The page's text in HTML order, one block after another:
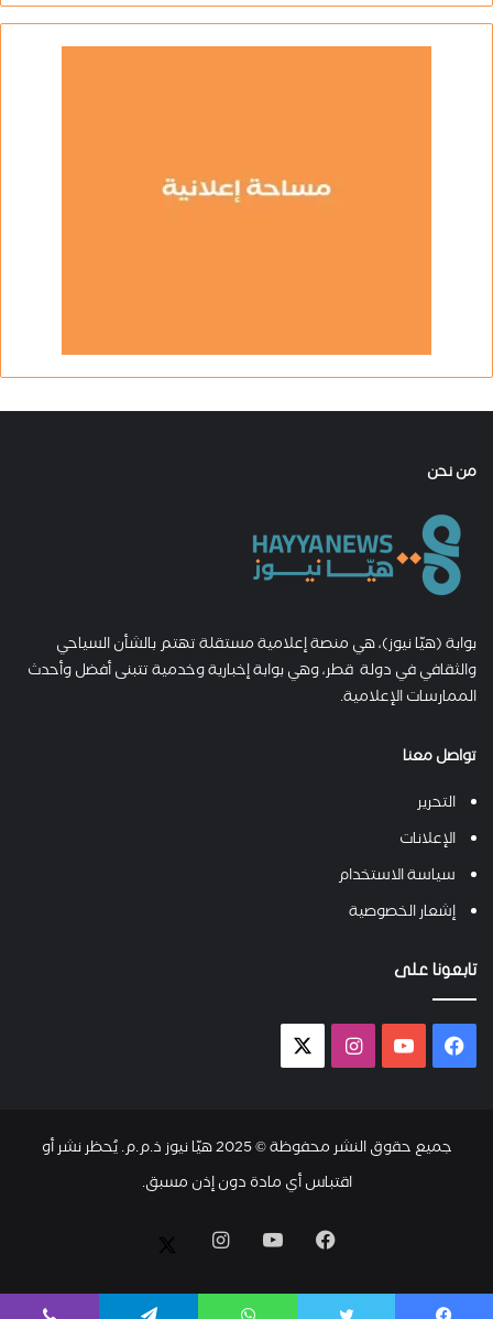
من نحن
بوابة (هيّا نيوز)، هي منصة إعلامية مستقلة تهتم بالشأن السياحي
والثقافي في دولة قطر، وهي بوابة إخبارية وخدمية تتبنى أفضل وأحدث
الممارسات الإعلامية.
تواصل معنا
التحرير
الإعلانات
سياسة الاستخدام
إشعار الخصوصية
تابعونا على
فيسبوك يوتيوب انستقرام
جميع حقوق النشر محفوظة © 2025 هيّا نيوز ذ.م.م. يُحظر نشر أو
اقتباس أي مادة دون إذن مسبق.
فيسبوك يوتيوب انستقرام
twitter